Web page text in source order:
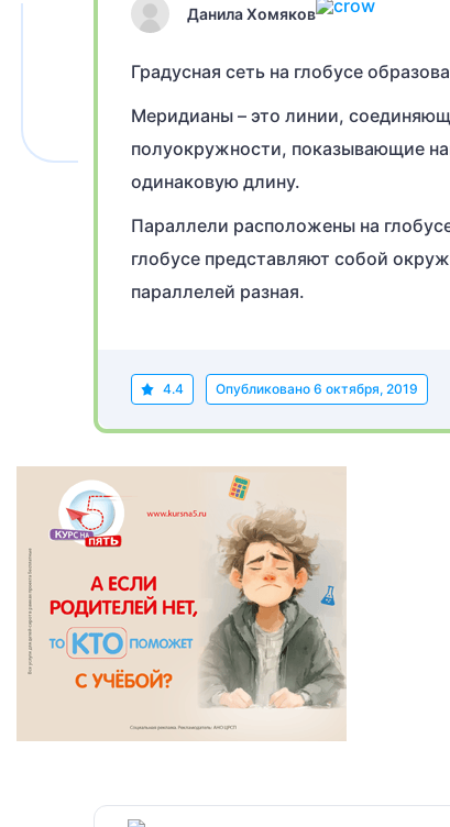
Данила Хомяков
Градусная сеть на глобусе
Меридианы – это линии,
полуокружности, показывающие
одинаковую длину.
Параллели расположены на
глобусе представляют собой
параллелей разная.
4.4 Опубликовано 6 октября, 2019